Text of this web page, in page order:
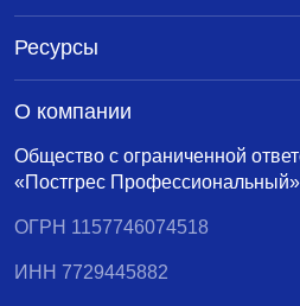
Общество с ограниченной
«Постгрес Профессиональный»
ОГРН 1157746074518
ИНН 7729445882
Ресурсы
О компании